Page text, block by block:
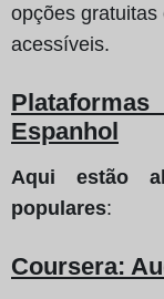
opções
acessíveis.
Espanhol
Aqui estão
populares:
Coursera: